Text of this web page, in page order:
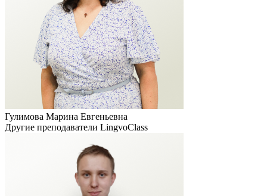
Гулимова Марина Евгеньевна
Другие преподаватели LingvoClass